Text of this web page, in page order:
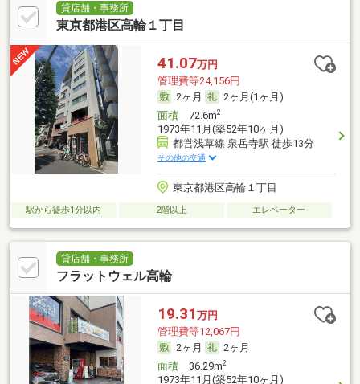
貸店舗・事務所
東京都港区高輪１丁目
41.07万円
管理費等24,156円
2ヶ月
2ヶ月(1ヶ月)
面積72.6m2
1973年11月(築52年10ヶ月)
都営浅草線 泉岳寺駅 徒歩13分
その他の交通
東京都港区高輪１丁目
駅から徒歩1分以内 2階以上 エレベーター
貸店舗・事務所
フラットウェル高輪
19.31 万円
管理費等12,067円
2ヶ月
2ヶ月
面積36.29m2
1973年11月(築52年10ヶ月)